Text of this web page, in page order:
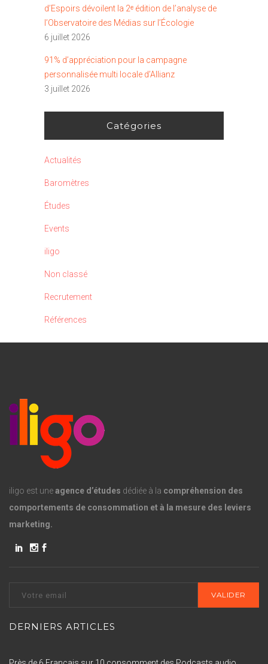
d’Espoirs dévoilent la 2ᵉ édition de l’analyse de
l’Observatoire des Médias sur l’Écologie
6 juillet 2026
91% d’appréciation pour la campagne
personnalisée multi locale d’Allianz
3 juillet 2026
Catégories
Actualités
Baromètres
Études
Events
iligo
Non classé
Recrutement
Références
iligo est uneagence d’études dédiée à la compréhension des
comportements de consommation et à la mesure des leviers
marketing.
DERNIERS ARTICLES